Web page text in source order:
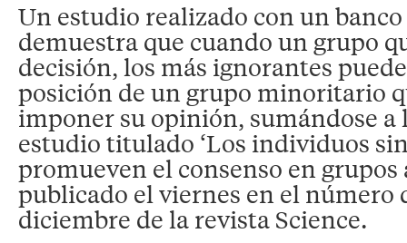
Un estudio realizado con un banco
demuestra que cuando un grupo
decisión, los más ignorantes
posición de un grupo minoritario
imponer su opinión, sumándose a
estudio titulado ‘Los individuos
promueven el consenso en grupos
publicado el viernes en el número
diciembre de la revista Science.